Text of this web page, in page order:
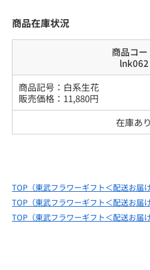
商品在庫状況
商品コー
lnk062
商品記号： 白系生花
販売価格： 11,880円
在庫あり
TOP（東武フラワーギフト＜配送お届
TOP（東武フラワーギフト＜配送お届
TOP（東武フラワーギフト＜配送お届